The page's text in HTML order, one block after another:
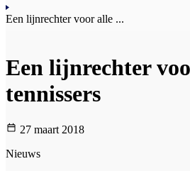
Een lijnrechter voor alle ...
Een lijnrechter
tennissers
27 maart 2018
Nieuws